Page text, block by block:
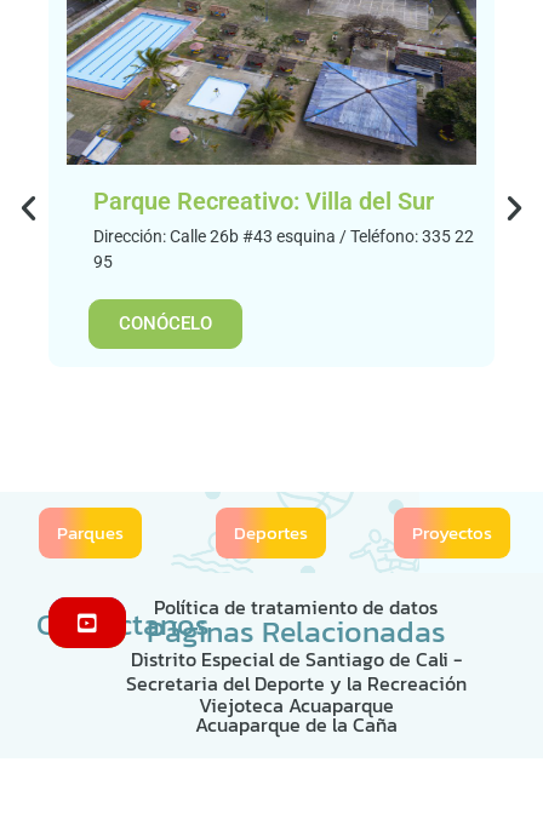
Parque Recreativo: Villa del Sur
Dirección: Calle 26b #43 esquina / Teléfono: 335 22
95
CONÓCELO
Parques Deportes Proyectos
ContáctanosPolítica de tratamiento de datos
Páginas Relacionadas
Distrito Especial de Santiago de Cali -
Secretaria del Deporte y la Recreación
Viejoteca Acuaparque
Acuaparque de la Caña